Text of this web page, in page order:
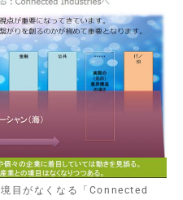
目がなくなる「Connected